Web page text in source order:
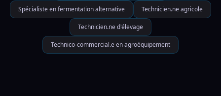
Spécialiste en fermentation alternative Technicien.ne agricole
Technicien.ne d'élevage
Technico-commercial.e en agroéquipement